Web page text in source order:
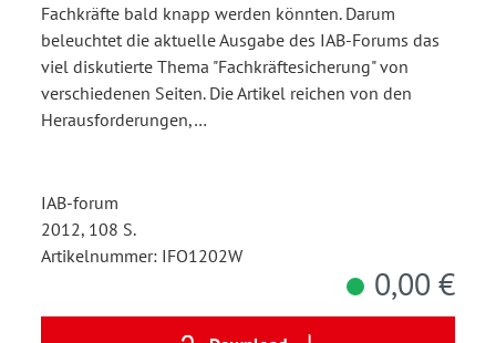
Fachkräfte bald knapp werden könnten. Darum
beleuchtet die aktuelle Ausgabe des IAB-Forums das
viel diskutierte Thema "Fachkräftesicherung" von
verschiedenen Seiten. Die Artikel reichen von den
Herausforderungen,…
IAB-forum
2012, 108 S.
Artikelnummer: IFO1202W
0,00 €